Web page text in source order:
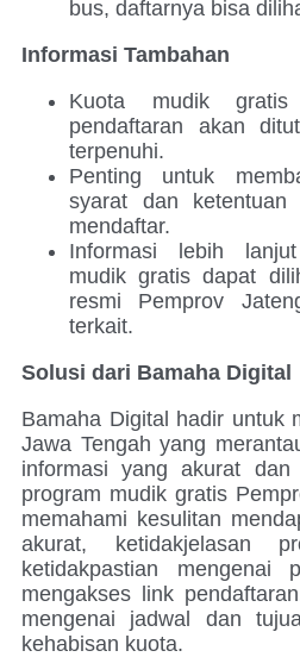
bus, daftarnya bisa
Informasi Tambahan
Kuota mudik gratis
pendaftaran akan
terpenuhi.
Penting untuk
syarat dan ketentuan
mendaftar.
Informasi lebih
mudik gratis dapat
resmi Pemprov
terkait.
Solusi dari Bamaha Digital
Bamaha Digital hadir untuk
Jawa Tengah yang
informasi yang akurat dan
program mudik gratis
memahami kesulitan
akurat, ketidakjelasan
ketidakpastian mengenai
mengakses link
mengenai jadwal dan
kehabisan kuota.